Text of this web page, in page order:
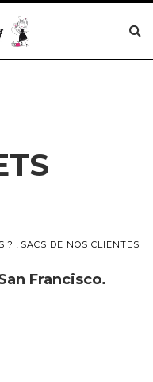
? SACS DE NOS CLIENTES
Francisco.